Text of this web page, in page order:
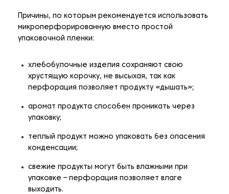
Причины, по которым рекомендуется использовать
микроперфорированную вместо простой
упаковочной пленки:
хлебобулочные изделия сохраняют свою
хрустящую корочку, не высыхая, так как
перфорация позволяет продукту «дышать»;
аромат продукта способен проникать через
упаковку;
теплый продукт можно упаковать без опасения
конденсации;
свежие продукты могут быть влажными при
упаковке – перфорация позволяет влаге
выходить.